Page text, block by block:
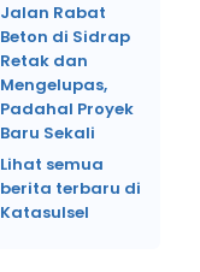
Jalan Rabat
Beton di Sidrap
Retak dan
Mengelupas,
Padahal Proyek
Baru Sekali
Lihat semua
berita terbaru di
Katasulsel